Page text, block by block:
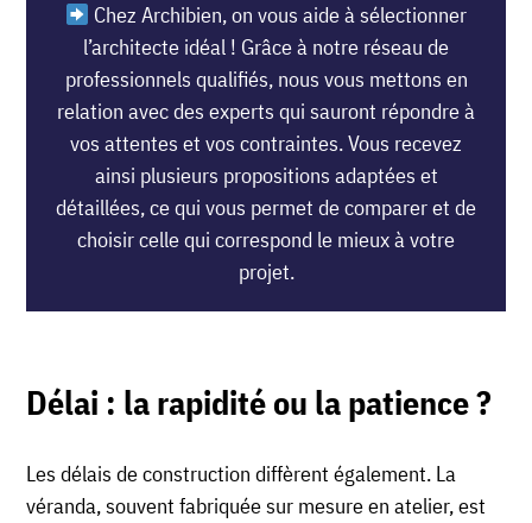
Chez Archibien, on vous aide à sélectionner
l’architecte idéal ! Grâce à notre réseau de
professionnels qualifiés, nous vous mettons en
relation avec des experts qui sauront répondre à
vos attentes et vos contraintes. Vous recevez
ainsi plusieurs propositions adaptées et
détaillées, ce qui vous permet de comparer et de
choisir celle qui correspond le mieux à votre
projet.
Délai : la rapidité ou la patience ?
Les délais de construction diffèrent également. La
véranda, souvent fabriquée sur mesure en atelier, est